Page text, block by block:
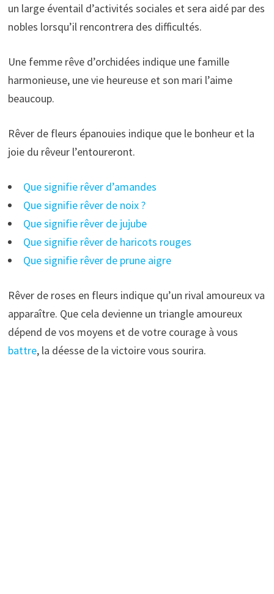
un large éventail d’activités sociales et sera aidé par des
nobles lorsqu’il rencontrera des difficultés.
Une femme rêve d’orchidées indique une famille
harmonieuse, une vie heureuse et son mari l’aime
beaucoup.
Rêver de fleurs épanouies indique que le bonheur et la
joie du rêveur l’entoureront.
Que signifie rêver d’amandes
Que signifie rêver de noix ?
Que signifie rêver de jujube
Que signifie rêver de haricots rouges
Que signifie rêver de prune aigre
Rêver de roses en fleurs indique qu’un rival amoureux va
apparaître. Que cela devienne un triangle amoureux
dépend de vos moyens et de votre courage à vous
battre, la déesse de la victoire vous sourira.